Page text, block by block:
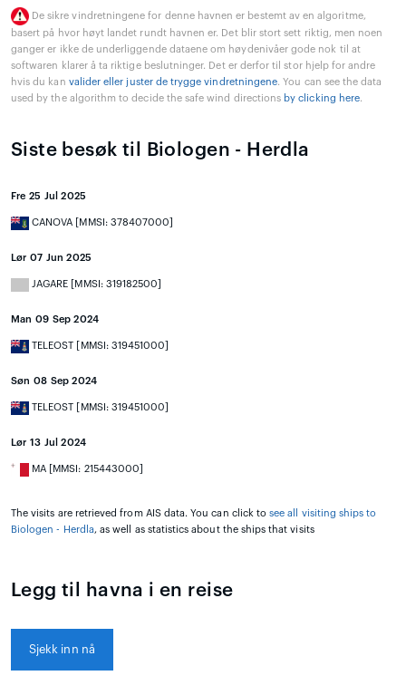
De sikre vindretningene for denne havnen er bestemt av en algoritme,
basert på hvor høyt landet rundt havnen er. Det blir stort sett riktig, men noen
ganger er ikke de underliggende dataene om høydenivåer gode nok til at
softwaren klarer å ta riktige beslutninger. Det er derfor til stor hjelp for andre
hvis du kan valider eller juster de trygge vindretningene. You can see the data
used by the algorithm to decide the safe wind directions by clicking here.
Siste besøk til Biologen - Herdla
Fre 25 Jul 2025
CANOVA [MMSI: 378407000]
Lør 07 Jun 2025
JAGARE [MMSI: 319182500]
Man 09 Sep 2024
TELEOST [MMSI: 319451000]
Søn 08 Sep 2024
TELEOST [MMSI: 319451000]
Lør 13 Jul 2024
MA [MMSI: 215443000]
The visits are retrieved from AIS data. You can click tosee all visiting ships to
Biologen - Herdla, as well as statistics about the ships that visits
Legg til havna i en reise
Sjekk inn nå